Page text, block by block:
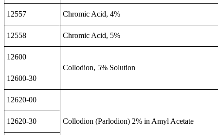
12557 Chromic Acid, 4%
12558 Chromic Acid, 5%
12600
Collodion, 5% Solution
12600-30
12620-00
Collodion (Parlodion) 2% in Amyl Acetate
12620-30